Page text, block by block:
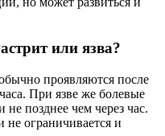
или язва?
проявляются после
При язве же болевые
позднее чем через час.
ограничивается и